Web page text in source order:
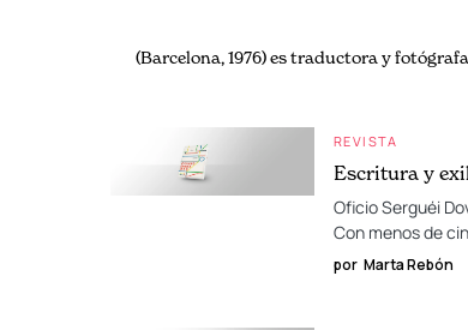
(Barcelona, 1976) es traductora y
REVISTA
Escritura y
Oficio Serguéi
Con menos de
por Marta Rebón